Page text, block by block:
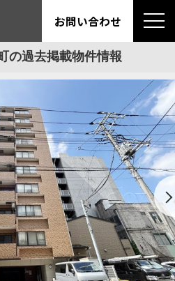
お問い合わせ
の過去掲載物件情報